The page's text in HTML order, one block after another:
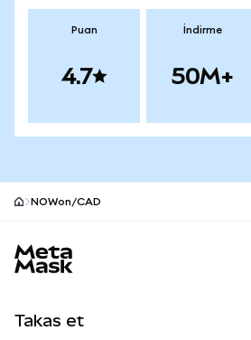
Puan
4.7
İndirme
50M+
NOWon/CAD
Takas et